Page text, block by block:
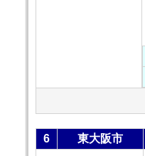
6 東大阪市